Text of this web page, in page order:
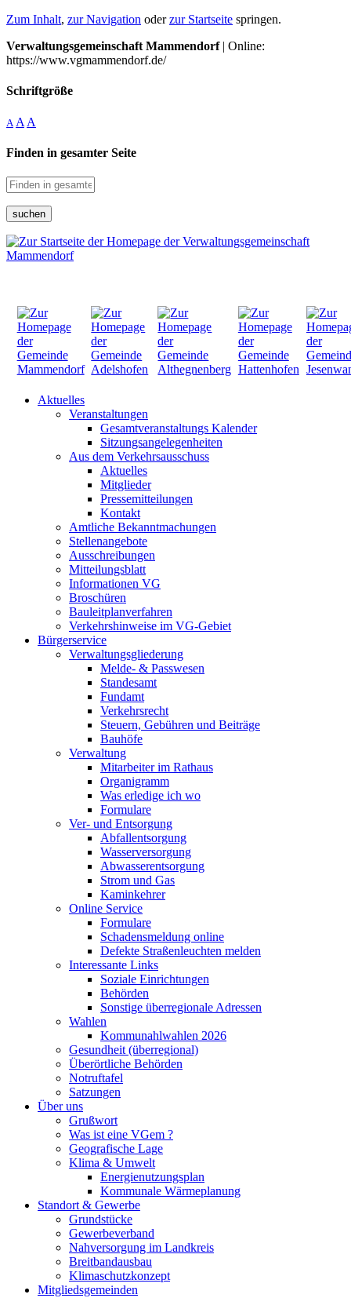
Zum Inhalt, zur Navigation oderzur Startseite springen.
Verwaltungsgemeinschaft Mammendorf| Online:
https://www.vgmammendorf.de/
Schriftgröße
A A A
Finden in gesamter Seite
suchen
Aktuelles
Veranstaltungen
Gesamtveranstaltungs Kalender
Sitzungsangelegenheiten
Aus dem Verkehrsausschuss
Aktuelles
Mitglieder
Pressemitteilungen
Kontakt
Amtliche Bekanntmachungen
Stellenangebote
Ausschreibungen
Mitteilungsblatt
Informationen VG
Broschüren
Bauleitplanverfahren
Verkehrshinweise im VG-Gebiet
Bürgerservice
Verwaltungsgliederung
Melde- & Passwesen
Standesamt
Fundamt
Verkehrsrecht
Steuern, Gebühren und Beiträge
Bauhöfe
Verwaltung
Mitarbeiter im Rathaus
Organigramm
Was erledige ich wo
Formulare
Ver- und Entsorgung
Abfallentsorgung
Wasserversorgung
Abwasserentsorgung
Strom und Gas
Kaminkehrer
Online Service
Formulare
Schadensmeldung online
Defekte Straßenleuchten melden
Interessante Links
Soziale Einrichtungen
Behörden
Sonstige überregionale Adressen
Wahlen
Kommunahlwahlen 2026
Gesundheit (überregional)
Überörtliche Behörden
Notruftafel
Satzungen
Über uns
Grußwort
Was ist eine VGem ?
Geografische Lage
Klima & Umwelt
Energienutzungsplan
Kommunale Wärmeplanung
Standort & Gewerbe
Grundstücke
Gewerbeverband
Nahversorgung im Landkreis
Breitbandausbau
Klimaschutzkonzept
Mitgliedsgemeinden